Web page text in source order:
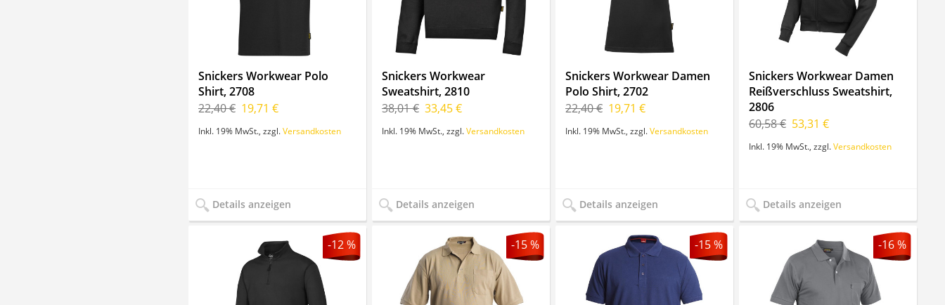
Snickers Workwear Polo
Shirt, 2708
22,40 € 19,71 €
Inkl. 19% MwSt. zzgl. Versandkosten
Details anzeigen
Snickers Workwear
Sweatshirt, 2810
38,01 € 33,45 €
Inkl. 19% MwSt. zzgl. Versandkosten
Details anzeigen
Snickers Workwear Damen
Polo Shirt, 2702
22,40 € 19,71 €
Inkl. 19% MwSt. zzgl. Versandkosten
Details anzeigen
Snickers Workwear Damen
Reißverschluss Sweatshirt,
2806
60,58 € 53,31 €
Inkl. 19% MwSt. zzgl. Versandkosten
Details anzeigen
-12 % -15 % -15 % -16 %